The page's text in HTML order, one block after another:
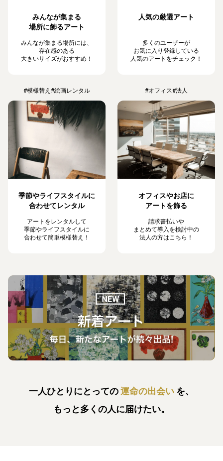
みんなが集まる
場所に飾るアート
みんなが集まる場所には、
存在感のある
大きいサイズがおすすめ！
人気の厳選アート
多くのユーザーが
お気に入り登録している
人気のアートをチェック！
#模様替え #絵画レンタル
季節やライフスタイルに
合わせてレンタル
アートをレンタルして
季節やライフスタイルに
合わせて簡単模様替え！
#オフィス#法人
オフィスやお店に
アートを飾る
請求書払いや
まとめて導入を検討中の
法人の方はこちら！
一人ひとりにとっての運命の出会い を、
もっと多くの人に届けたい。